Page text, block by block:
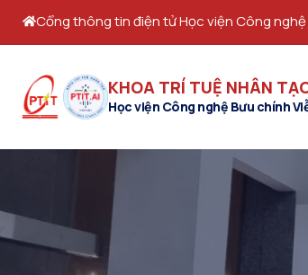
Cổng thông tin điện tử Học viện Công
KHOA TRÍ TUỆ NHÂN
Học viện Công nghệ Bưu chính